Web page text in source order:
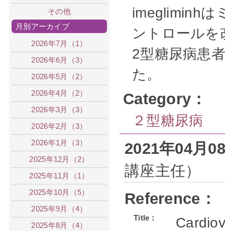
imegliminhは
ントロールを
2型糖尿病患
た。
Category：
２型糖尿病
2021年04月
講座主任）
Reference：
Title：
その他
月別アーカイブ
2026年7月（1）
2026年6月（3）
2026年5月（2）
2026年4月（2）
2026年3月（3）
2026年2月（3）
2026年1月（3）
2025年12月（2）
2025年11月（1）
2025年10月（5）
2025年9月（4）
2025年8月（4）